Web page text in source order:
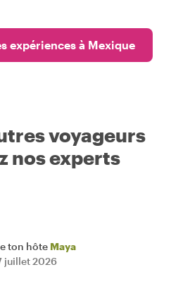
expériences à Mexique
voyageurs
nos experts
ton hôte Maya
juillet 2026